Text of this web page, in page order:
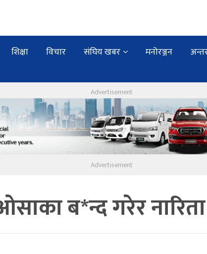
शिक्षा विचार संघिय खबर मनोरञ्जन
ब*न्द गरेर नारिता